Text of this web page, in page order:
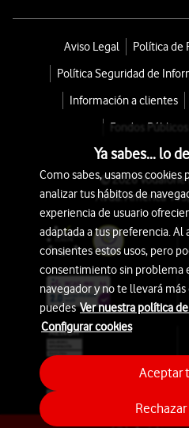
Aviso Legal
Política de
Política Seguridad de
Información a clientes
Fondos Públicos
© 2026 Vodafone
Avda. América
Ya sabes... lo
Como sabes, usamos cookies
analizar tus hábitos de
experiencia de usuario
adaptada a tus preferencia. Al
consientes estos usos, pero
consentimiento sin problema
navegador y no te llevará
puedesVer nuestra política
Configurar cookies
Aceptar